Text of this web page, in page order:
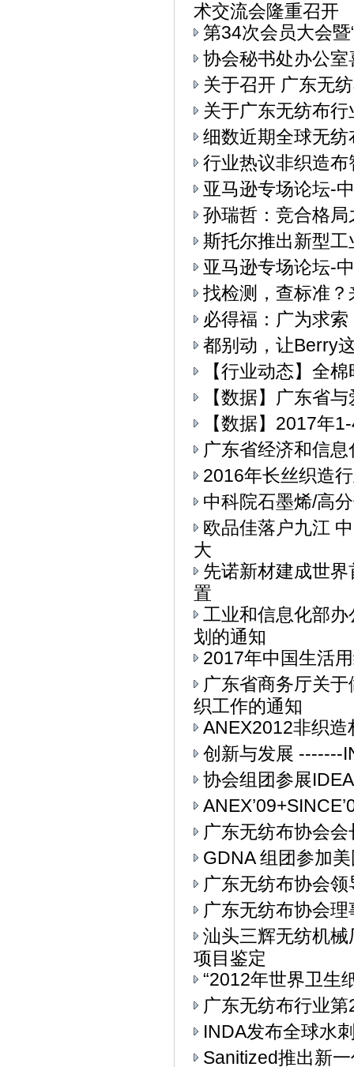
术交流会隆重召开
第34次会员大会
协会秘书处办公室
关于召开 广东无
关于广东无纺布
细数近期全球无
行业热议非织造布
亚马逊专场论坛-
孙瑞哲：竞合格
斯托尔推出新型
亚马逊专场论坛-
找检测，查标准
必得福：广为求
都别动，让Berry
【行业动态】全
【数据】广东省
【数据】2017年
广东省经济和信
2016年长丝织造
中科院石墨烯/高
欧品佳落户九江
大
先诺新材建成世
置
工业和信息化部办
划的通知
2017年中国生活
广东省商务厅关
织工作的通知
ANEX2012非织
创新与发展 -------
协会组团参展
广东无纺布协会
GDNA 组团参加
广东无纺布协会
广东无纺布协会
汕头三辉无纺机
项目鉴定
“2012年世界卫生
广东无纺布行业
INDA发布全球水
Sanitized推出新